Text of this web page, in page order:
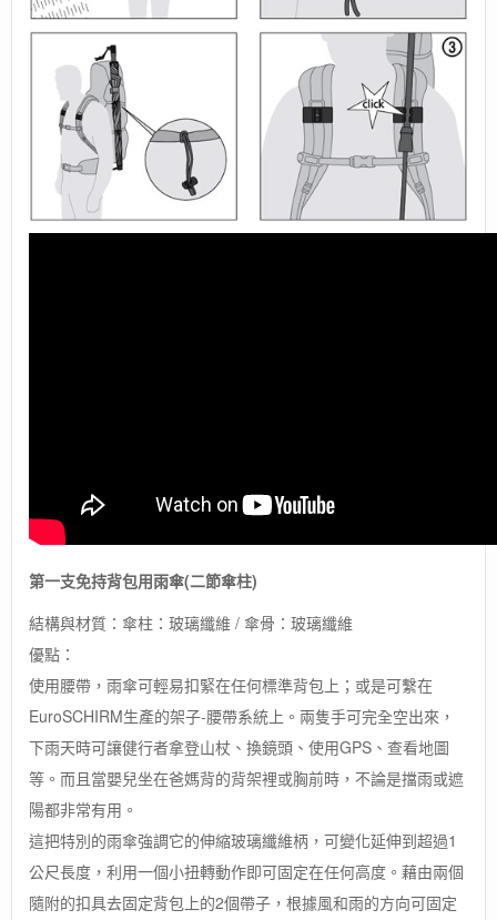
第一支免持背包用雨傘(二節傘柱)
結構與材質：傘柱：玻璃纖維 / 傘骨：玻璃纖維
優點：
使用腰帶，雨傘可輕易扣緊在任何標準背包上；或是可繫在
EuroSCHIRM生產的架子-腰帶系統上。兩隻手可完全空出來，
下雨天時可讓健行者拿登山杖、換鏡頭、使用GPS、查看地圖
等。而且當嬰兒坐在爸媽背的背架裡或胸前時，不論是擋雨或遮
陽都非常有用。
這把特別的雨傘強調它的伸縮玻璃纖維柄，可變化延伸到超過1
公尺長度，利用一個小扭轉動作即可固定在任何高度。藉由兩個
隨附的扣具去固定背包上的2個帶子，根據風和雨的方向可固定